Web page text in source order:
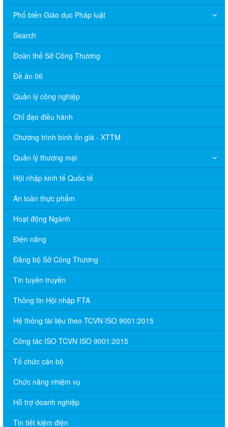
Phổ biến Giáo dục Pháp luật
Search
Đoàn thể Sở Công Thương
Đề án 06
Quản lý công nghiệp
Chỉ đạo điều hành
Chương trình bình ổn giá - XTTM
Quản lý thương mại
Hội nhập kinh tế Quốc tế
An toàn thực phẩm
Hoạt động Ngành
Điện năng
Đảng bộ Sở Công Thương
Tin tuyên truyền
Thông tin Hội nhập FTA
Hệ thống tài liệu theo TCVN ISO 9001:2015
Công tác ISO TCVN ISO 9001:2015
Tổ chức cán bộ
Chức năng nhiệm vụ
Hỗ trợ doanh nghiệp
Tin tiết kiệm điện